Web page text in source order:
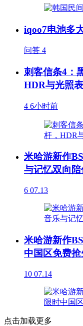
iqoo7电池多
问答 4
刺客信条4：
HDR与光照
4 6小时前
米哈游新作
与记忆双向
6 07.13
米哈游新作
中国区免费
10 07.14
点击加载更多